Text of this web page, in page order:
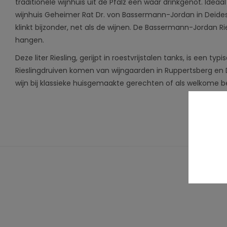
traditionele wijnhuis uit de Pfalz een waar drinkgenot.
wijnhuis Geheimer Rat Dr. von Bassermann-Jordan in
klinkt bijzonder, net als de wijnen. De Bassermann-Jordan
hangen.
Deze liter Riesling, gerijpt in roestvrijstalen tanks, is een
Rieslingdruiven komen van wijngaarden in Ruppertsberg
wijn bij klassieke huisgemaakte gerechten of als welkome